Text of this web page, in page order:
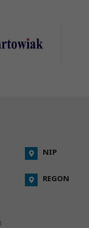
NIP
REGON